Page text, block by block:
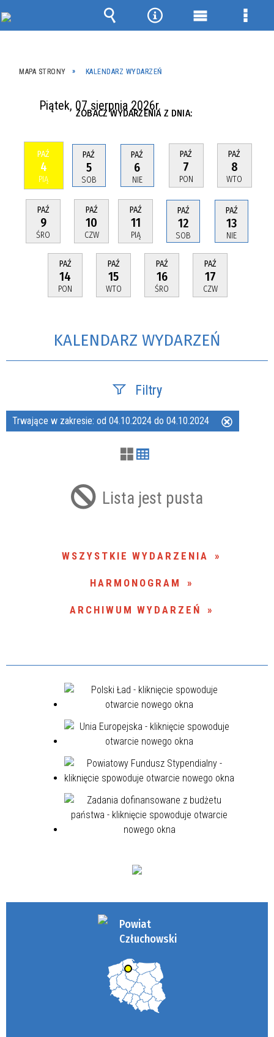
Piątek, 07 sierpnia 2026r.
MAPA STRONY KALENDARZ WYDARZEŃ
ZOBACZ WYDARZENIA Z DNIA:
PAŹ
4
PIĄ
PAŹ
5
SOB
PAŹ
6
NIE
PAŹ
7
PON
PAŹ
8
WTO
PAŹ
9
ŚRO
PAŹ
10
CZW
PAŹ
11
PIĄ
PAŹ
12
SOB
PAŹ
13
NIE
PAŹ
14
PON
PAŹ
15
WTO
PAŹ
16
ŚRO
PAŹ
17
CZW
KALENDARZ WYDARZEŃ
Filtry
Szukana fraza
Trwające w zakresie: od 04.10.2024 do 04.10.2024
Lista jest pusta
WSZYSTKIE WYDARZENIA
HARMONOGRAM
ARCHIWUM WYDARZEŃ
Powiat
Człuchowski
Wyszukiwarka
NarzędziaMenu
Menu